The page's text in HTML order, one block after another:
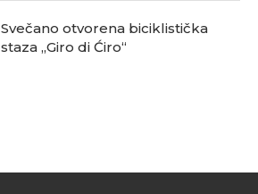
Svečano otvorena biciklistička
staza „Giro di Ćiro“